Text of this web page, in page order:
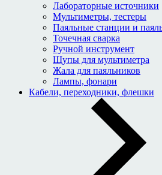
Лабораторные источники
Мультиметры, тестеры
Паяльные станции и
Точечная сварка
Ручной инструмент
Щупы для мультиметра
Жала для паяльников
Лампы, фонари
Кабели, переходники, флешки